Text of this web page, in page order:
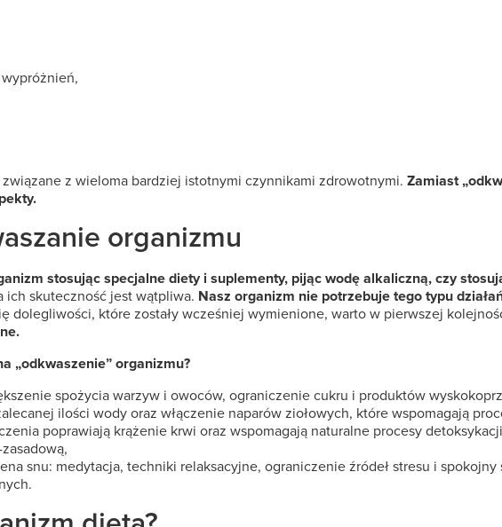
z wieloma bardziej istotnymi czynnikami zdrowotnymi. Zamiast
organizmu
stosując specjalne diety i suplementy, pijąc wodę alkaliczną, czy
ich skuteczność jest wątpliwa. Nasz organizm nie potrzebuje tego typu
dolegliwości, które zostały wcześniej wymienione, warto w pierwszej
„odkwaszenie” organizmu?
spożycia warzyw i owoców, ograniczenie cukru i produktów
ilości wody oraz włączenie naparów ziołowych, które wspomagają
poprawiają krążenie krwi oraz wspomagają naturalne procesy
snu: medytacja, techniki relaksacyjne, ograniczenie źródeł stresu i